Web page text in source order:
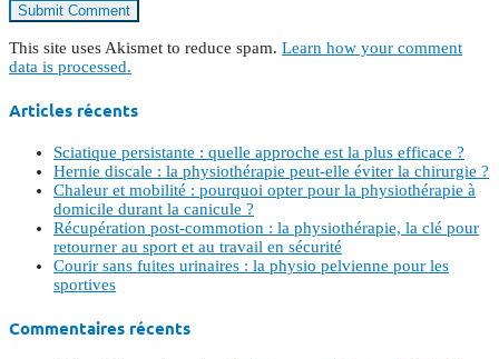
This site uses Akismet to reduce spam. Learn how your comment
data is processed.
Articles récents
Sciatique persistante : quelle approche est la plus efficace ?
Hernie discale : la physiothérapie peut-elle éviter la chirurgie ?
Chaleur et mobilité : pourquoi opter pour la physiothérapie à
domicile durant la canicule ?
Récupération post-commotion : la physiothérapie, la clé pour
retourner au sport et au travail en sécurité
Courir sans fuites urinaires : la physio pelvienne pour les
sportives
Commentaires récents